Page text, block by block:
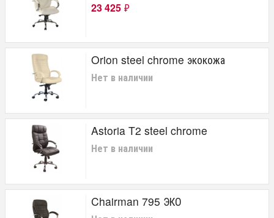
23 425 ₽
Orion steel chrome экокожа
Нет в наличии
Astoria T2 steel chrome
Нет в наличии
Chairman 795 ЭКО